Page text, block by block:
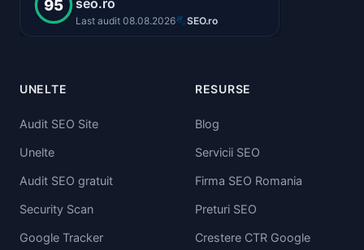
UNELTE
Audit SEO Site
Unelte
Audit SEO gratuit
Security Scan
Google Tracker
RESURSE
Blog
Servicii SEO
Firma SEO Romania
Preturi SEO
Crestere CTR Google